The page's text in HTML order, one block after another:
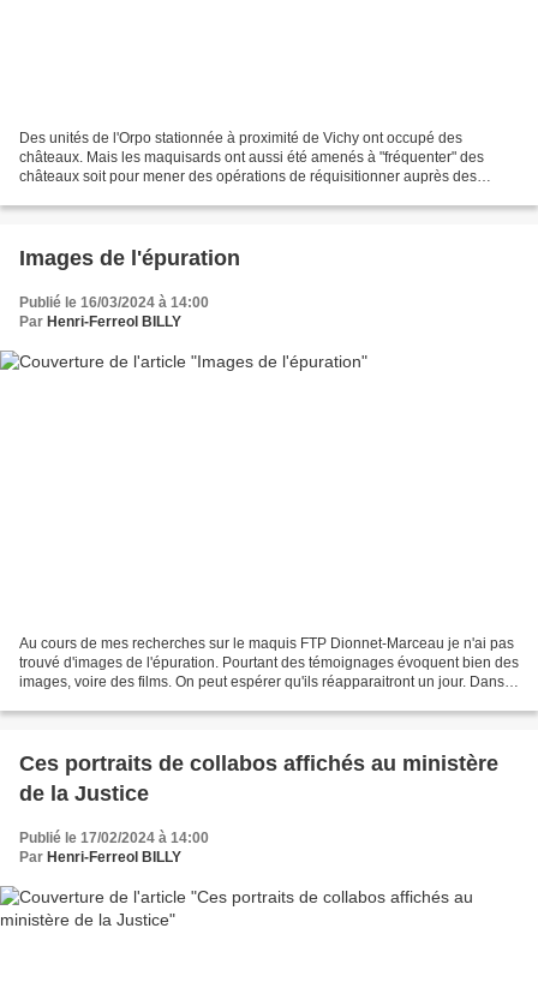
Des unités de l'Orpo stationnée à proximité de Vichy ont occupé des
châteaux. Mais les maquisards ont aussi été amenés à "fréquenter" des
châteaux soit pour mener des opérations de réquisitionner auprès des
Images de l'épuration
Publié le 16/03/2024 à 14:00
Par Henri-Ferreol BILLY
Au cours de mes recherches sur le maquis FTP Dionnet-Marceau je n'ai pas
trouvé d'images de l'épuration. Pourtant des témoignages évoquent bien des
images, voire des films. On peut espérer qu'ils réapparaitront un jour. Dans
Ces portraits de collabos affichés au ministère
de la Justice
Publié le 17/02/2024 à 14:00
Par Henri-Ferreol BILLY